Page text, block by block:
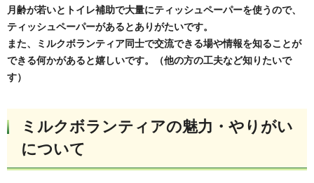
月齢が若いとトイレ補助で大量にティッシュペーパーを使うので、
ティッシュペーパーがあるとありがたいです。
また、ミルクボランティア同士で交流できる場や情報を知ることが
できる何かがあると嬉しいです。（他の方の工夫など知りたいで
す）
ミルクボランティアの魅力・やりがい
について